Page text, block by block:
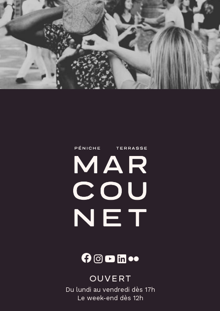
Facebook Instagram YouTube
OUVERT
Du lundi au vendredi dès 17h
Le week-end dès 12h